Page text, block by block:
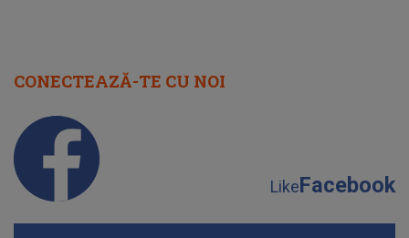
CONECTEAZĂ-TE CU NOI
LikeFacebook